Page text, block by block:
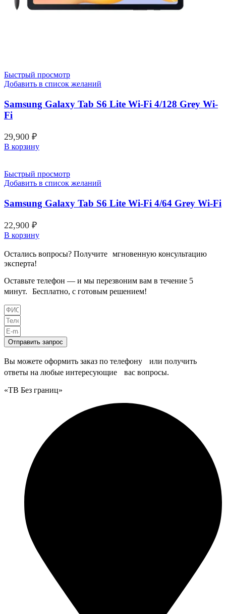
Быстрый просмотр
Добавить в список желаний
Samsung Galaxy Tab S6 Lite Wi-Fi 4/128 Grey Wi-
Fi
29,900 ₽
В корзину
Быстрый просмотр
Добавить в список желаний
Samsung Galaxy Tab S6 Lite Wi-Fi 4/64 Grey Wi-Fi
22,900 ₽
В корзину
Остались вопросы? Получите мгновенную консультацию
эксперта!
Оставьте телефон — и мы перезвоним вам в течение 5
минут. Бесплатно, с готовым решением!
Отправить запрос
Вы можете оформить заказ по телефону или получить
ответы на любые интересующие вас вопросы.
«ТВ Без границ»